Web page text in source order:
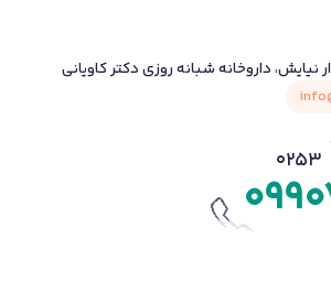
نیایش، داروخانه شبانه روزی دکتر کاویانی
0253